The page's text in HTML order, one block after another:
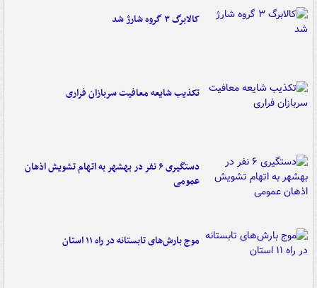
کالابرگ ۳ گروه شارژ شد
تکذیب شایعه معافیت سربازان فراری
دستگیری ۶ نفر در بهشهر به اتهام تشویش اذهان
عمومی
موج بارش‌های تابستانه در راه ۱۱ استان